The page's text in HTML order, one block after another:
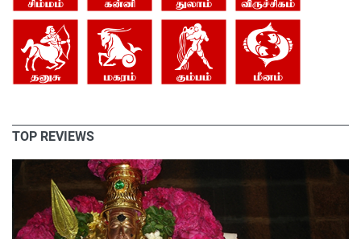
TOP REVIEWS